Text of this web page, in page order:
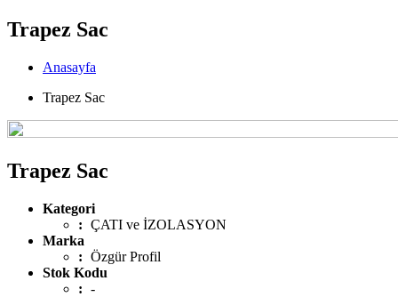
Trapez Sac
Anasayfa
Trapez Sac
Trapez Sac
Kategori
: ÇATI ve İZOLASYON
Marka
: Özgür Profil
Stok Kodu
: -